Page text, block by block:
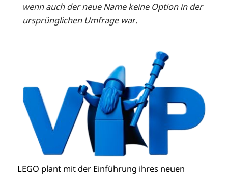
wenn auch der neue Name keine Option in der
ursprünglichen Umfrage war.
LEGO plant mit der Einführung ihres neuen